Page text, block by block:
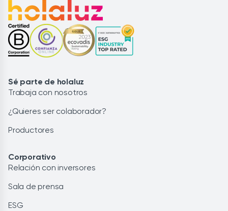
Sé parte de holaluz
Trabaja con nosotros
¿Quieres ser colaborador?
Productores
Corporativo
Relación con inversores
Sala de prensa
ESG